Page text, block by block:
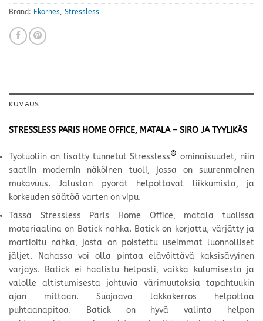
Brand: Ekornes, Stressless
KUVAUS
STRESSLESS PARIS HOME OFFICE, MATALA – SIRO JA TYYLIKÄS
Työtuoliin on lisätty tunnetut Stressless® ominaisuudet, niin
saatiin modernin näköinen tuoli, jossa on suurenmoinen
mukavuus. Jalustan pyörät helpottavat liikkumista, ja
korkeuden säätöä varten on vipu.
Tässä Stressless Paris Home Office, matala tuolissa
materiaalina on Batick nahka. Batick on korjattu, värjätty ja
martioitu nahka, josta on poistettu useimmat luonnolliset
jäljet. Nahassa voi olla pintaa elävöittävä kaksisävyinen
värjäys. Batick ei haalistu helposti, vaikka kulumisesta ja
valolle altistumisesta johtuvia värimuutoksia tapahtuukin
ajan mittaan. Suojaava lakkakerros helpottaa
puhtaanapitoa. Batick on hyvä valinta helpon